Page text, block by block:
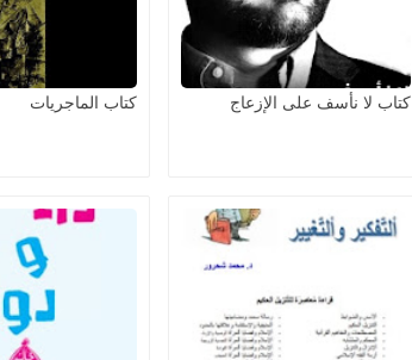
كتاب لا نأسف على الإزعاج كتاب الماجريات